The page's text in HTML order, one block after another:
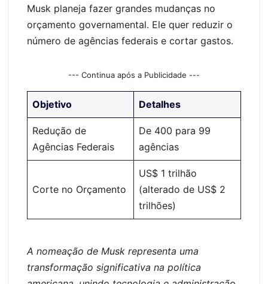
Musk planeja fazer grandes mudanças no
orçamento governamental. Ele quer reduzir o
número de agências federais e cortar gastos.
--- Continua após a Publicidade ---
Objetivo Detalhes
Redução de
Agências Federais
De 400 para 99
agências
Corte no Orçamento
US$ 1 trilhão
(alterado de US$ 2
trilhões)
A nomeação de Musk representa uma
transformação significativa na política